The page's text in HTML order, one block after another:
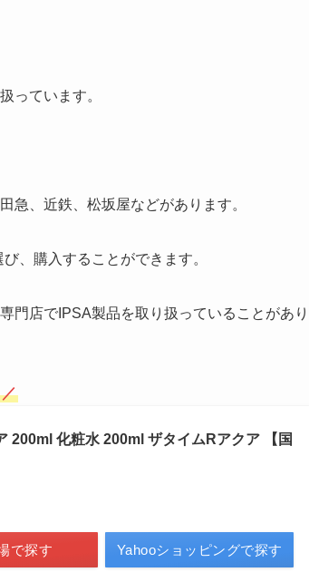
っています。
急、近鉄、松坂屋などがあります。
、購入することができます。
門店でIPSA製品を取り扱っていることがあり
200ml 化粧水 200ml ザタイムRアクア 【国
で探す Yahooショッピングで探す